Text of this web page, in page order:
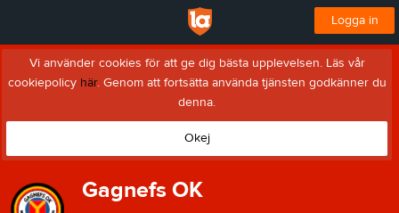
Logga in
Vi använder cookies för att ge dig bästa upplevelsen. Läs vår
cookiepolicy här. Genom att fortsätta använda tjänsten godkänner du
denna.
Okej
Gagnefs OK